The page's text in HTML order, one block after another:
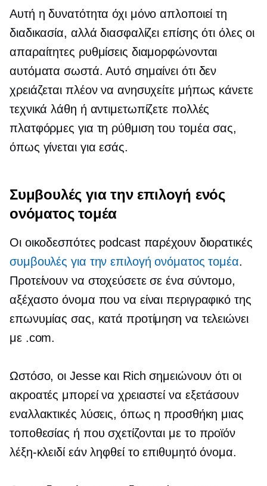
Αυτή η δυνατότητα όχι μόνο απλοποιεί τη
διαδικασία, αλλά διασφαλίζει επίσης ότι όλες οι
απαραίτητες ρυθμίσεις διαμορφώνονται
αυτόματα σωστά. Αυτό σημαίνει ότι δεν
χρειάζεται πλέον να ανησυχείτε μήπως κάνετε
τεχνικά λάθη ή αντιμετωπίζετε πολλές
πλατφόρμες για τη ρύθμιση του τομέα σας,
όπως γίνεται για εσάς.
Συμβουλές για την επιλογή ενός
ονόματος τομέα
Οι οικοδεσπότες podcast παρέχουν διορατικές
συμβουλές για την επιλογή ονόματος τομέα.
Προτείνουν να στοχεύσετε σε ένα σύντομο,
αξέχαστο όνομα που να είναι περιγραφικό της
επωνυμίας σας, κατά προτίμηση να τελειώνει
με .com.
Ωστόσο, οι Jesse και Rich σημειώνουν ότι οι
ακροατές μπορεί να χρειαστεί να εξετάσουν
εναλλακτικές λύσεις, όπως η προσθήκη μιας
τοποθεσίας ή που σχετίζονται με το προϊόν
λέξη-κλειδί εάν ληφθεί το επιθυμητό όνομα.